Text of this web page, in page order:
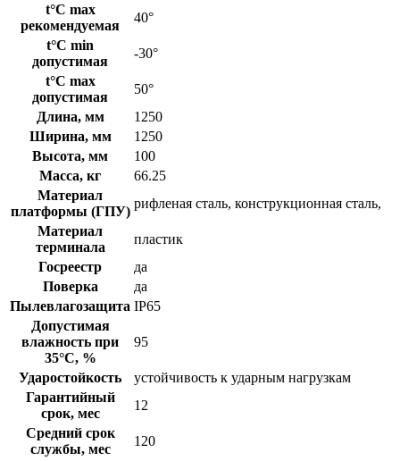
t°C max
рекомендуемая
40°
t°C min
допустимая
-30°
t°C max
допустимая
50°
Длина, мм
1250
Ширина, мм
1250
Высота, мм
100
Масса, кг
66.25
Материал
платформы (ГПУ)
рифленая сталь, конструкционная сталь,
Материал
терминала
пластик
Госреестр
да
Поверка
да
Пылевлагозащита IP65
Допустимая
влажность при
35°С, %
95
Ударостойкость
устойчивость к ударным нагрузкам
Гарантийный
срок, мес
12
Средний срок
службы, мес
120